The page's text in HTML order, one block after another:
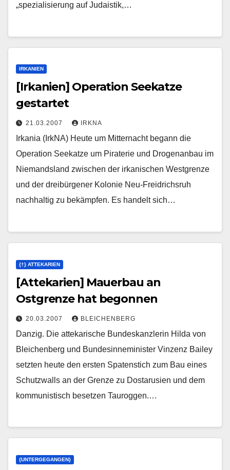
„spezialisierung auf Judaistik,…
IRKANIEN
[Irkanien] Operation Seekatze
gestartet
21.03.2007 IRKNA
Irkania (IrkNA) Heute um Mitternacht begann die
Operation Seekatze um Piraterie und Drogenanbau im
Niemandsland zwischen der irkanischen Westgrenze
und der dreibürgener Kolonie Neu-Freidrichsruh
nachhaltig zu bekämpfen. Es handelt sich…
{†} ATTEKARIEN
[Attekarien] Mauerbau an
Ostgrenze hat begonnen
20.03.2007 BLEICHENBERG
Danzig. Die attekarische Bundeskanzlerin Hilda von
Bleichenberg und Bundesinneminister Vinzenz Bailey
setzten heute den ersten Spatenstich zum Bau eines
Schutzwalls an der Grenze zu Dostarusien und dem
kommunistisch besetzen Tauroggen.…
{UNTERGEGANGEN}